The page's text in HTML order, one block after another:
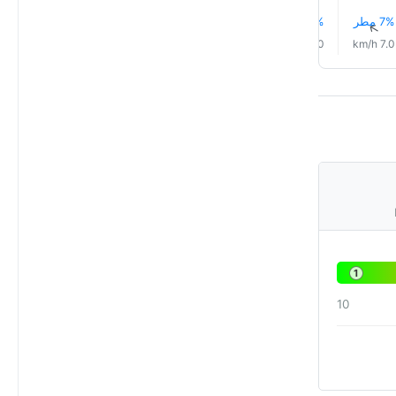
7% مطر↑
7.0 km/h
8% مطر
8.0 km/h
1
10